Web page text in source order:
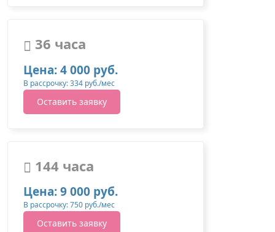
36 часа
Цена: 4 000 руб.
В рассрочку: 334 руб./мес
Оставить заявку
144 часа
Цена: 9 000 руб.
В рассрочку: 750 руб./мес
Оставить заявку